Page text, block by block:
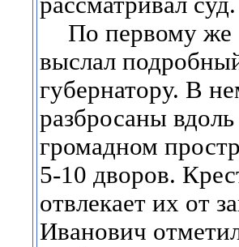
По первому
выслал
губернатору. В
разбросаны
громадном
5-10 дворов.
отвлекает их от
Иванович